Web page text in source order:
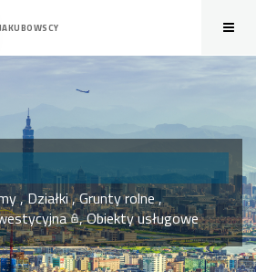
JAKUBOWSCY
,Działki,Grunty rolne,
,Obiekty usługowe